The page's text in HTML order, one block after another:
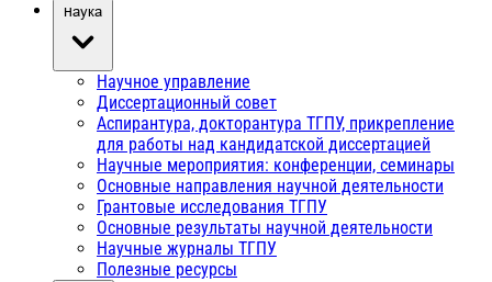
Наука
Научное управление
Диссертационный совет
Аспирантура, докторантура ТГПУ, прикрепление
для работы над кандидатской диссертацией
Научные мероприятия: конференции, семинары
Основные направления научной деятельности
Грантовые исследования ТГПУ
Основные результаты научной деятельности
Научные журналы ТГПУ
Полезные ресурсы